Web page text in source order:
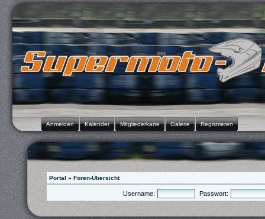
Anmelden Kalender Mitgliederkarte Galerie Registrieren
Portal » Foren-Übersicht
Username: Passwort: